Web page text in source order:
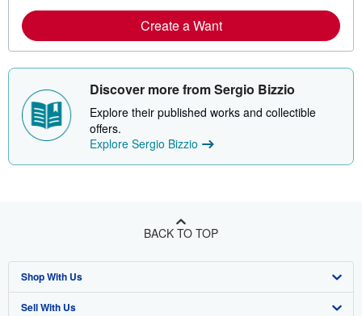
Create a Want
Discover more from Sergio Bizzio
Explore their published works and collectible
offers.
Explore Sergio Bizzio
BACK TO TOP
Shop With Us
Advanced Search
Sell With Us